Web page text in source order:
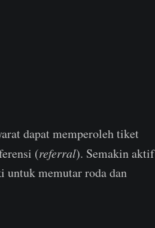
dapat memperoleh tiket
(referral). Semakin aktif
untuk memutar roda dan